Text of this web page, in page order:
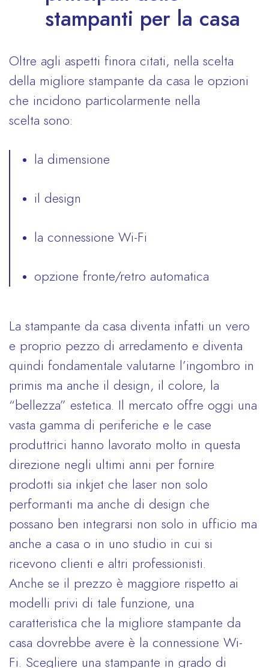
stampanti per la casa
Oltre agli aspetti finora citati, nella scelta
della migliore stampante da casa le opzioni
che incidono particolarmente nella
scelta sono:
la dimensione
il design
la connessione Wi-Fi
opzione fronte/retro automatica
La stampante da casa diventa infatti un vero
e proprio pezzo di arredamento e diventa
quindi fondamentale valutarne l’ingombro in
primis ma anche il design, il colore, la
“bellezza” estetica. Il mercato offre oggi una
vasta gamma di periferiche e le case
produttrici hanno lavorato molto in questa
direzione negli ultimi anni per fornire
prodotti sia inkjet che laser non solo
performanti ma anche di design che
possano ben integrarsi non solo in ufficio ma
anche a casa o in uno studio in cui si
ricevono clienti e altri professionisti.
Anche se il prezzo è maggiore rispetto ai
modelli privi di tale funzione, una
caratteristica che la migliore stampante da
casa dovrebbe avere è la connessione Wi-
Fi. Scegliere una stampante in grado di